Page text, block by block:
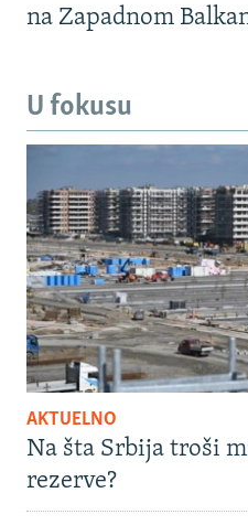
na Zapadnom
U fokusu
AKTUELNO
Na šta Srbija troši
rezerve?